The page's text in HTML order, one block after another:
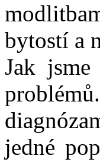
bytostí a
Jak
jedné